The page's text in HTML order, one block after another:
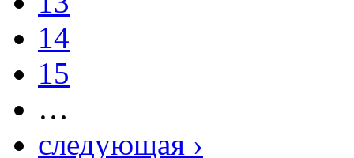
14
15
…
следующая ›